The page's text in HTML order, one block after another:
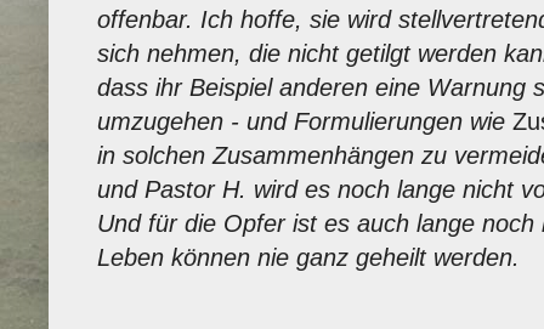
offenbar. Ich hoffe, sie wird
sich nehmen, die nicht getilgt werden
dass ihr Beispiel anderen eine Warnung
umzugehen - und Formulierungen wie
in solchen Zusammenhängen zu
und Pastor H. wird es noch lange nicht
Und für die Opfer ist es auch lange
Leben können nie ganz geheilt werden.